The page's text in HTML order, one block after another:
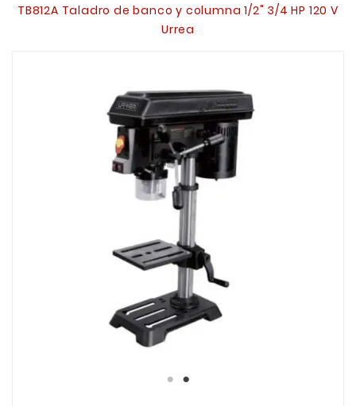
TB812A Taladro de banco y columna 1/2" 3/4 HP 120 V
Urrea